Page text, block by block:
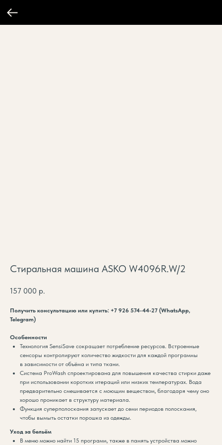
Стиральная машина ASKO W4096R.W/2
157 000 р.
Получить консультацию или купить: +7 926 574-44-27 (WhatsApp,
Telegram)
Особенности
Технология SensiSave сокращает потребление ресурсов. Встроенные
сенсоры контролируют количество жидкости для каждой программы
в зависимости от объёма и типа ткани.
Система ProWash спроектирована для повышения качества стирки даже
при использовании коротких итераций или низких температурах. Вода
предварительно смешивается с моющим веществом, благодаря чему оно
хорошо проникает в структуру материала.
Функция суперполоскания запускает до семи периодов полоскания,
чтобы вымыть остатки порошка из одежды.
Уход за бельём
В меню можно найти 15 программ, также в память устройства можно